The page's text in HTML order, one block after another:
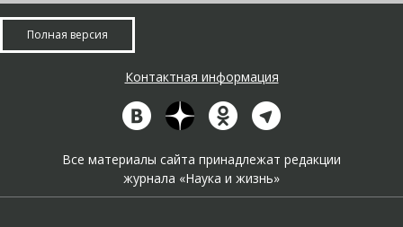
Полная версия
Контактная информация
Все материалы сайта принадлежат редакции
журнала «Наука и жизнь»